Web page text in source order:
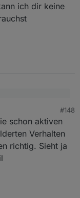
ich dir keine
nicht sauber
mal
600 habe,
#148
schon aktiven
Verhalten
richtig. Sieht ja